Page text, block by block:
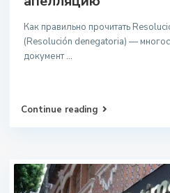
Как правильно прочитать
(Resolución denegatoria) —
документ...
Continue reading